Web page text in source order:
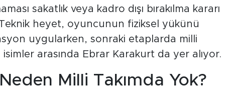
sakatlık veya kadro dışı bırakılma kararı
heyet, oyuncunun fiziksel yükünü
uygularken, sonraki etaplarda milli
isimler arasında Ebrar Karakurt da yer alıyor.
Milli Takımda Yok?